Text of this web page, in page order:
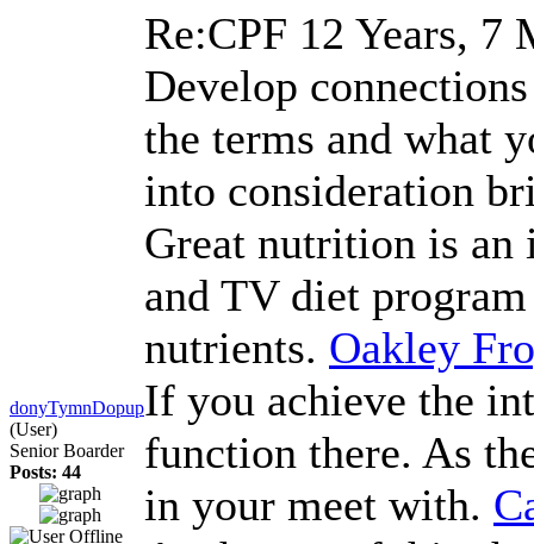
donyTymnDopup
(User)
Senior Boarder
Posts: 44
Re:CPF 12 Years, 7
Develop
the terms and what
into consideration
Great nutrition is an
and TV diet
nutrients. Oakley
If you achieve the
function there. As
in your meet with.